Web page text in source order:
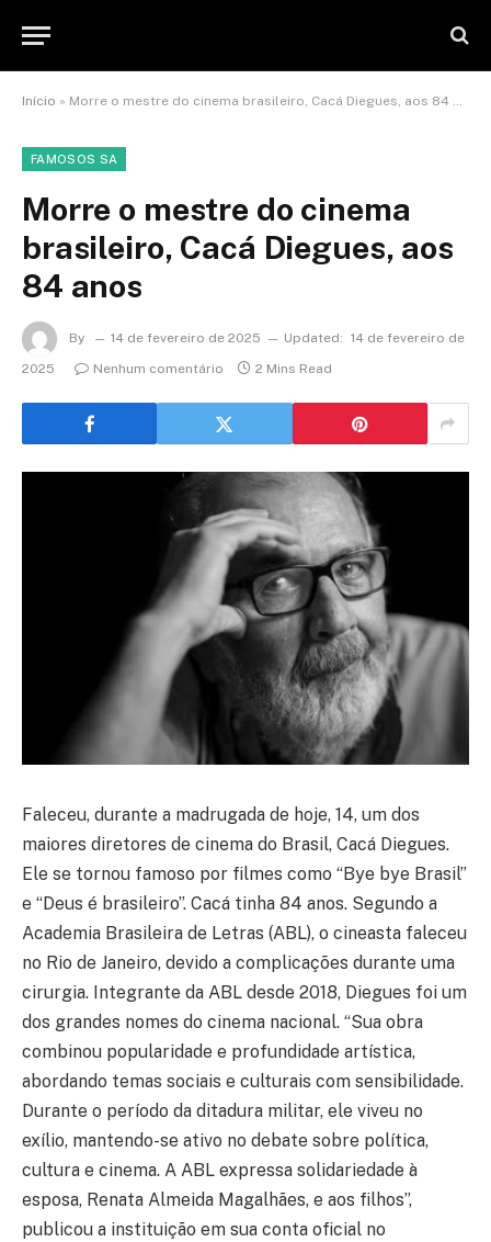
Início » Morre o mestre do cinema brasileiro, Cacá Diegues, aos 84 anos
FAMOSOS SA
Morre o mestre do cinema
brasileiro, Cacá Diegues, aos
84 anos
By 14 de fevereiro de 2025 Updated: 14 de fevereiro de
2025
Nenhum comentário 2 Mins Read
Faleceu, durante a madrugada de hoje, 14, um dos
maiores diretores de cinema do Brasil, Cacá Diegues.
Ele se tornou famoso por filmes como “Bye bye Brasil”
e “Deus é brasileiro”. Cacá tinha 84 anos. Segundo a
Academia Brasileira de Letras (ABL), o cineasta faleceu
no Rio de Janeiro, devido a complicações durante uma
cirurgia. Integrante da ABL desde 2018, Diegues foi um
dos grandes nomes do cinema nacional. “Sua obra
combinou popularidade e profundidade artística,
abordando temas sociais e culturais com sensibilidade.
Durante o período da ditadura militar, ele viveu no
exílio, mantendo-se ativo no debate sobre política,
cultura e cinema. A ABL expressa solidariedade à
esposa, Renata Almeida Magalhães, e aos filhos”,
publicou a instituição em sua conta oficial no